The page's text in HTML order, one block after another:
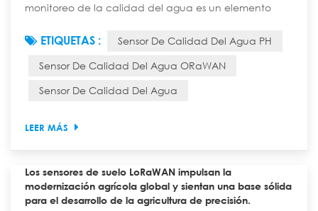
monitoreo de la calidad del agua es un elemento
controlar las emisiones contaminantes y mejorar la
actual de la calidad del agua industrial
generalmente enfrenta dos desafíos principales: por
industria...
ETIQUETAS : Sensor De Calidad Del Agua PH
Sensor De Calidad Del Agua ORaWAN
Sensor De Calidad Del Agua
LEER MÁS
Los sensores de suelo LoRaWAN impulsan la
modernización agrícola global y sientan una base sólida
para el desarrollo de la agricultura de precisión.